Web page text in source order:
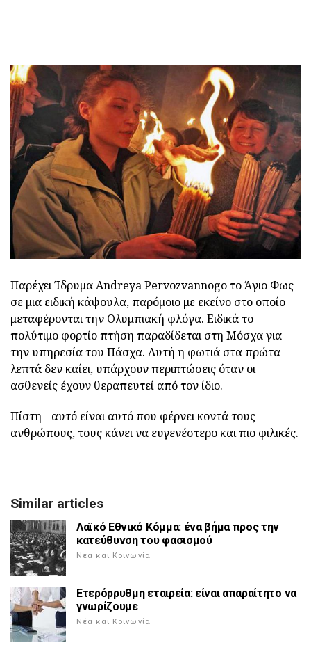
Παρέχει Ίδρυμα Andreya Pervozvannogo το Άγιο Φως
σε μια ειδική κάψουλα, παρόμοιο με εκείνο στο οποίο
μεταφέρονται την Ολυμπιακή φλόγα. Ειδικά το
πολύτιμο φορτίο πτήση παραδίδεται στη Μόσχα για
την υπηρεσία του Πάσχα. Αυτή η φωτιά στα πρώτα
λεπτά δεν καίει, υπάρχουν περιπτώσεις όταν οι
ασθενείς έχουν θεραπευτεί από τον ίδιο.
Πίστη - αυτό είναι αυτό που φέρνει κοντά τους
ανθρώπους, τους κάνει να ευγενέστερο και πιο φιλικές.
Similar articles
Λαϊκό Εθνικό Κόμμα: ένα βήμα προς την
κατεύθυνση του φασισμού
Νέα και Κοινωνία
Ετερόρρυθμη εταιρεία: είναι απαραίτητο να
γνωρίζουμε
Νέα και Κοινωνία